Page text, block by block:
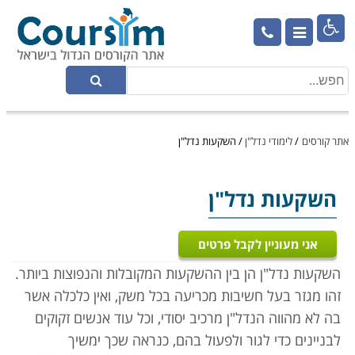

אתר קורסים /לימודי נדל"ן/ השקעות נדל"ן
השקעות נדל"ן
אני מעוניין לקבל פרטים
השקעות נדל"ן הן בין ההשקעות המקובלות והנפוצות ביותר.
זהו מגזר בעל חשיבות מכריעה בכל משק, ואין כלכלה אשר
בה לא מהווה הנדל"ן מרכיב יסודי, וכל עוד אנשים זקוקים
לבניינים כדי לגור ולפעול בהם, כנראה שכך ימשיך